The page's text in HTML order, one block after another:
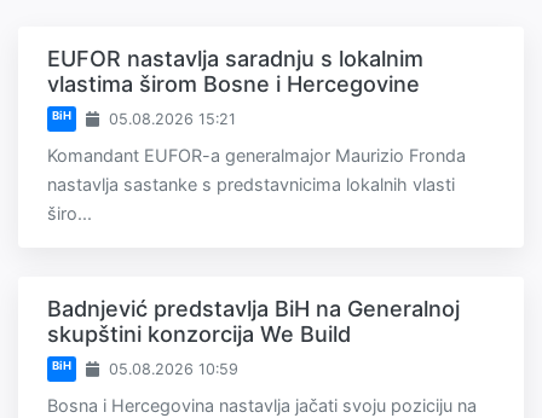
EUFOR nastavlja saradnju s lokalnim
vlastima širom Bosne i Hercegovine
BiH 05.08.2026 15:21
Komandant EUFOR-a generalmajor Maurizio Fronda
nastavlja sastanke s predstavnicima lokalnih vlasti
širo...
Badnjević predstavlja BiH na Generalnoj
skupštini konzorcija We Build
BiH 05.08.2026 10:59
Bosna i Hercegovina nastavlja jačati svoju poziciju na